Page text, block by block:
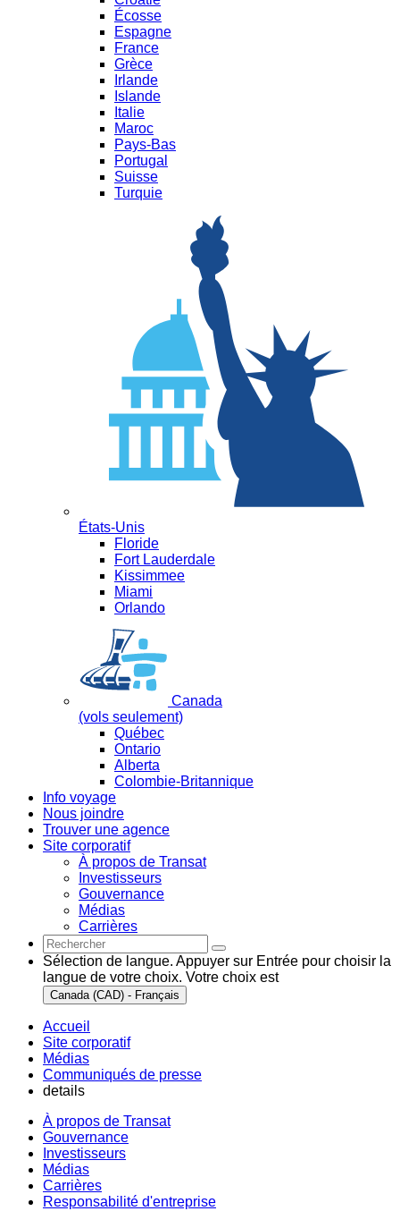
Écosse
Espagne
France
Grèce
Irlande
Islande
Italie
Maroc
Pays-Bas
Portugal
Suisse
Turquie
États-Unis
Floride
Fort Lauderdale
Kissimmee
Miami
Orlando
Canada
(vols seulement)
Québec
Ontario
Alberta
Colombie-Britannique
Info voyage
Nous joindre
Trouver une agence
Site corporatif
À propos de Transat
Investisseurs
Gouvernance
Médias
Carrières
Sélection de langue. Appuyer sur Entrée pour choisir la
langue de votre choix. Votre choix est
Canada (CAD) - Français
Accueil
Site corporatif
Médias
Communiqués de presse
details
À propos de Transat
Gouvernance
Investisseurs
Médias
Carrières
Responsabilité d'entreprise